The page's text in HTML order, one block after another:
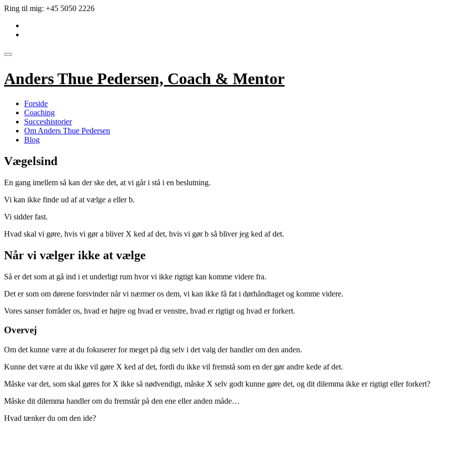
Videre
indhold
Ring til mig: +45 5050 2226
Skift
Anders Thue Pedersen, Coach & Mentor
Forside
Coaching
Succeshistorier
Om Anders Thue Pedersen
Blog
Vægelsind
En gang imellem så kan der ske det, at vi går i stå i en beslutning.
Vi kan ikke finde ud af at vælge a eller b.
Vi sidder fast.
Hvad skal vi gøre, hvis vi gør a bliver X ked af det, hvis vi gør b så bliver jeg ked af det.
Når vi vælger ikke at vælge
Så er det som at gå ind i et underligt rum hvor vi ikke rigtigt kan komme videre fra.
Det er som om dørene forsvinder når vi nærmer os dem, vi kan ikke få fat i dørhåndtaget og komme videre.
Vores sanser forråder os, hvad er højre og hvad er venstre, hvad er rigtigt og hvad er forkert.
Overvej
Om det kunne være at du fokuserer for meget på dig selv i det valg der handler om den anden.
Kunne det være at du ikke vil gøre X ked af det, fordi du ikke vil fremstå som en der gør andre kede af det.
Måske var det, som skal gøres for X ikke så nødvendigt, måske X selv godt kunne gøre det, og dit dilemma ikke er rigtigt eller forkert?
Måske dit dilemma handler om du fremstår på den ene eller anden måde…
Hvad tænker du om den ide?